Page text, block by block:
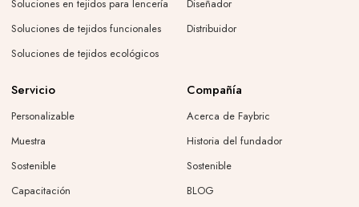
Soluciones en tejidos para lencería
Soluciones de tejidos funcionales
Soluciones de tejidos ecológicos
Diseñador
Distribuidor
Servicio
Personalizable
Muestra
Sostenible
Capacitación
Compañía
Acerca de Faybric
Historia del fundador
Sostenible
BLOG